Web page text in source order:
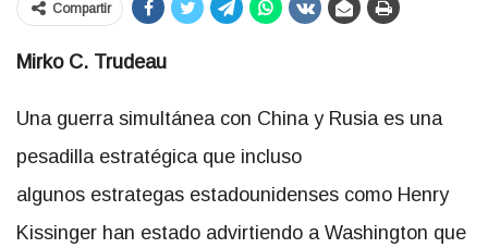
Compartir
Mirko C. Trudeau
Una guerra simultánea con China y Rusia es una
pesadilla estratégica que incluso
algunos estrategas estadounidenses como Henry
Kissinger han estado advirtiendo a Washington que